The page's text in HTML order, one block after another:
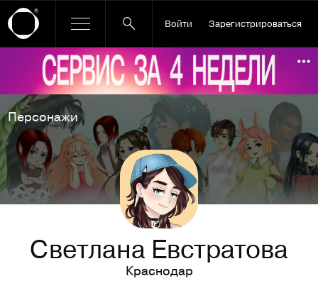
Войти Зарегистрироваться
Ссылка баннера
Персонажи
Светлана Евстратова
Краснодар